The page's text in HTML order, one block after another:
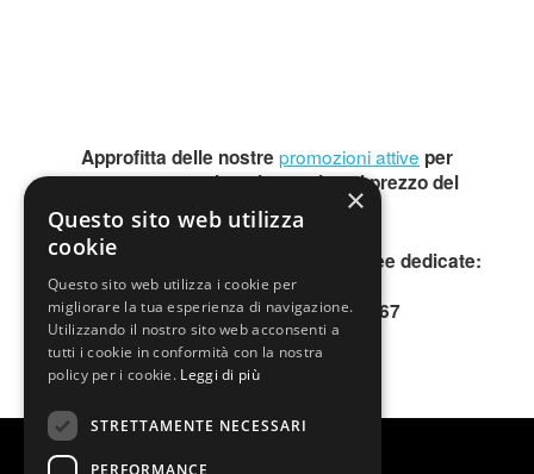
Approfitta delle nostre promozioni attive per
questo spettacolo e risparmia sul prezzo del
biglietto.
Per informazioni, contattare le due linee dedicate:
INFOLINE 0200640802
SMS o WhatsApp 345.3677167
×
Questo sito web utilizza
cookie
Questo sito web utilizza i cookie per
migliorare la tua esperienza di navigazione.
Utilizzando il nostro sito web acconsenti a
tutti i cookie in conformità con la nostra
policy per i cookie. Leggi di più
STRETTAMENTE NECESSARI
PERFORMANCE